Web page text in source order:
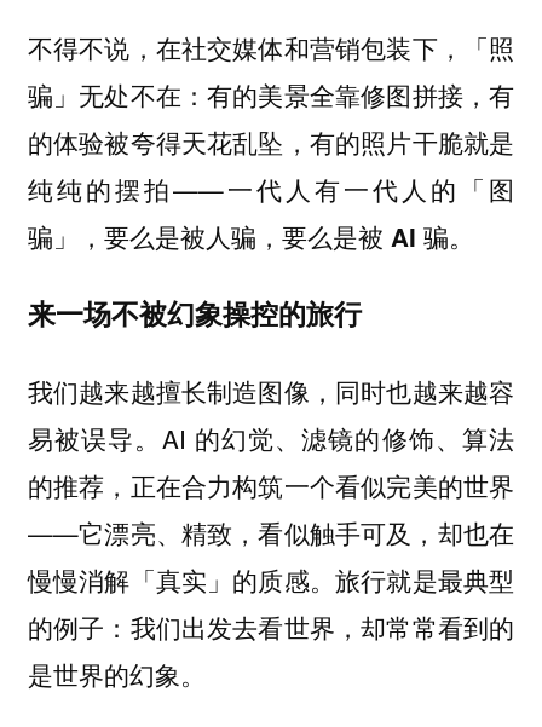
不得不说，在社交媒体和营销包装下，「照
骗」无处不在：有的美景全靠修图拼接，有
的体验被夸得天花乱坠，有的照片干脆就是
纯纯的摆拍——一代人有一代人的「图
骗」，要么是被人骗，要么是被 AI 骗。
来一场不被幻象操控的旅行
我们越来越擅长制造图像，同时也越来越容
易被误导。AI 的幻觉、滤镜的修饰、算法
的推荐，正在合力构筑一个看似完美的世界
——它漂亮、精致，看似触手可及，却也在
慢慢消解「真实」的质感。旅行就是最典型
的例子：我们出发去看世界，却常常看到的
是世界的幻象。